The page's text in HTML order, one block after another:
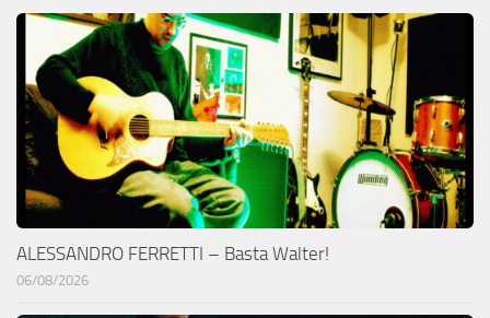
ALESSANDRO FERRETTI – Basta Walter!
06/08/2026